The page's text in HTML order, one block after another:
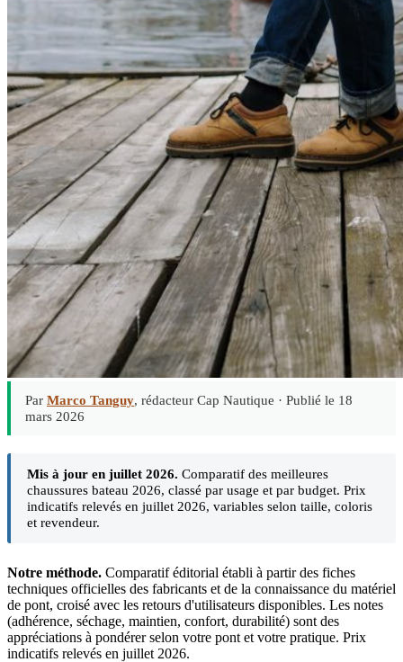
Par Marco Tanguy, rédacteur Cap Nautique · Publié le 18
mars 2026
Mis à jour en juillet 2026. Comparatif des meilleures
chaussures bateau 2026, classé par usage et par budget. Prix
indicatifs relevés en juillet 2026, variables selon taille, coloris
et revendeur.
Notre méthode. Comparatif éditorial établi à partir des fiches
techniques officielles des fabricants et de la connaissance du matériel
de pont, croisé avec les retours d'utilisateurs disponibles. Les notes
(adhérence, séchage, maintien, confort, durabilité) sont des
appréciations à pondérer selon votre pont et votre pratique. Prix
indicatifs relevés en juillet 2026.